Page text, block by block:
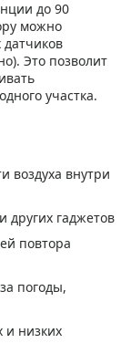
до 90
можно
Это позволит
участка.
воздуха внутри
других гаджетов
повтора
погоды,
и низких